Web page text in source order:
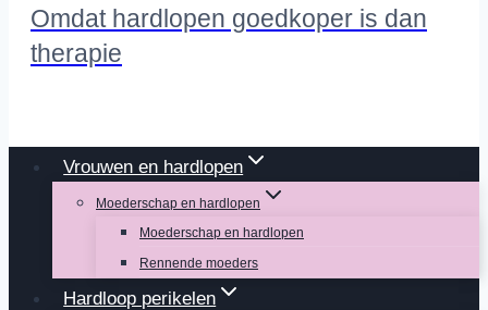
Omdat hardlopen goedkoper is dan
therapie
Vrouwen en hardlopen
Moederschap en hardlopen
Moederschap en hardlopen
Rennende moeders
Hardloop perikelen